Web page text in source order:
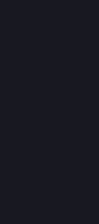
Al
e conoscenti di
di Radicaltown,